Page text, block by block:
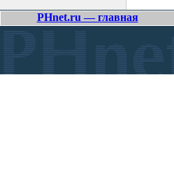
PHnet.ru — главная